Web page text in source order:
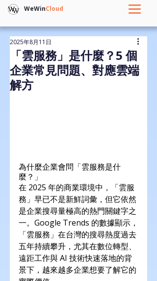
WeWinCloud
「雲服務」是什麼？5 個
企業常見問題、對應雲端
解方
2025年8月11日
為什麼企業會問「雲服務是什
麼？」
在 2025 年的商業環境中，「雲服
務」早已不是新鮮詞彙，但它依然
是企業搜尋量極高的熱門關鍵字之
一。Google Trends 的數據顯示，
「雲服務」在台灣的搜尋熱度過去
五年持續攀升，尤其在數位轉型、
遠距工作與 AI 技術快速落地的背
景下，越來越多企業想要了解它的